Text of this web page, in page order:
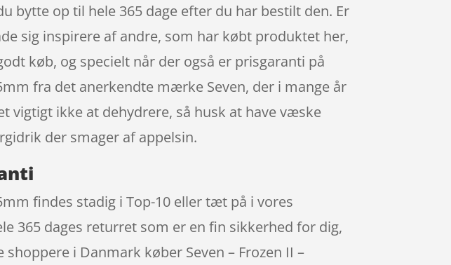
bytte op til hele 365 dage efter du har bestilt den. Er
sig inspirere af andre, som har købt produktet her,
køb, og specielt når der også er prisgaranti på
fra det anerkendte mærke Seven, der i mange år
vigtigt ikke at dehydrere, så husk at have væske
der smager af appelsin.
findes stadig i Top-10 eller tæt på i vores
365 dages returret som er en fin sikkerhed for dig,
i Danmark køber Seven – Frozen II –